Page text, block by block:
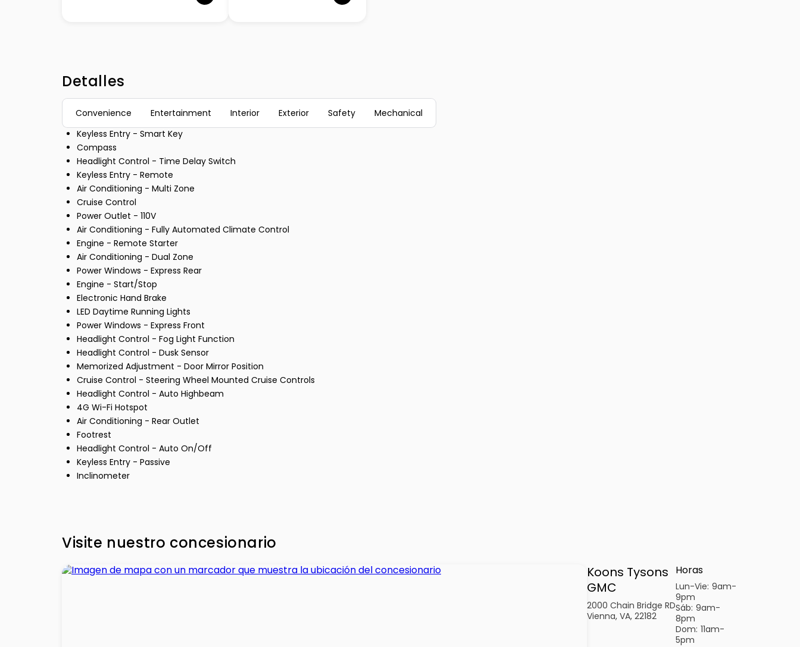
Detalles
Convenience Entertainment Interior Exterior Safety
Mechanical
Keyless Entry - Smart Key
Compass
Headlight Control - Time Delay Switch
Keyless Entry - Remote
Air Conditioning - Multi Zone
Cruise Control
Power Outlet - 110V
Air Conditioning - Fully Automated Climate Control
Engine - Remote Starter
Air Conditioning - Dual Zone
Power Windows - Express Rear
Engine - Start/Stop
Electronic Hand Brake
LED Daytime Running Lights
Power Windows - Express Front
Headlight Control - Fog Light Function
Headlight Control - Dusk Sensor
Memorized Adjustment - Door Mirror Position
Cruise Control - Steering Wheel Mounted Cruise Controls
Headlight Control - Auto Highbeam
4G Wi-Fi Hotspot
Air Conditioning - Rear Outlet
Footrest
Headlight Control - Auto On/Off
Keyless Entry - Passive
Inclinometer
Visite nuestro concesionario
Koons Tysons
GMC
2000 Chain Bridge RD
Vienna, VA, 22182
Horas
Lun-Vie: 9am-
9pm
Sáb: 9am-
8pm
Dom: 11am-
5pm